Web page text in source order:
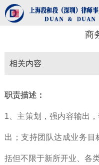
商
相关内容
职责描述：
1、主策划，强内容输出
出；支持团队达成业务
括但不限于新所开业、各